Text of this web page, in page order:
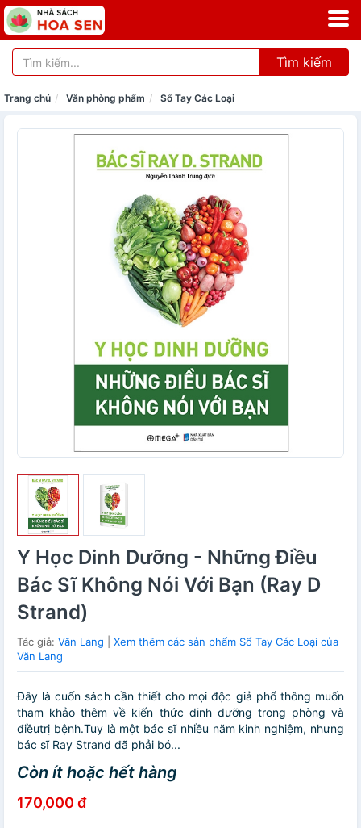
Tìm kiếm
Trang chủ Văn phòng phẩm Sổ Tay Các Loại
Y Học Dinh Dưỡng - Những Điều
Bác Sĩ Không Nói Với Bạn (Ray D
Strand)
Tác giả: Văn Lang
Xem thêm các sản phẩm Sổ Tay Các Loại của
Văn Lang
Đây là cuốn sách cần thiết cho mọi độc giả phổ thông muốn
tham khảo thêm về kiến thức dinh dưỡng trong phòng và
điềutrị bệnh.Tuy là một bác sĩ nhiều năm kinh nghiệm, nhưng
bác sĩ Ray Strand đã phải bó...
Còn ít hoặc hết hàng
170,000 đ